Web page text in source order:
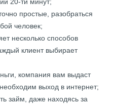
простые, разобраться
человек;
несколько способов
клиент выбирает
компания вам выдаст
выход в интернет;
займ, даже находясь за